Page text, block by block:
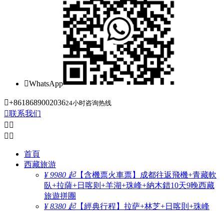
WhatsApp
+861868900203624小时咨询热线
联系我们
 
 
首頁
西藏旅游
¥ 9980 起【含機票火車票】成都往返飛機+青藏軟
臥+拉薩+日喀则+羊湖+珠峰+納木錯10天9晚西藏
旅遊拼團
¥ 8380 起【經典行程】拉萨+林芝+日喀則+珠峰